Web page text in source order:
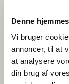
Denne
Vi bruger
annoncer, til at
at analysere
din brug af
Det nye huset
och Kristin blir
brukar göra det.
Polarnatt (Sverige):
isbjörnarna på
han sopsorterar